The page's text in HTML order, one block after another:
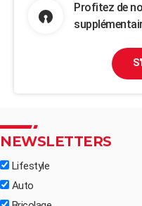
Profitez de
NEWSLETTERS
Lifestyle
Auto